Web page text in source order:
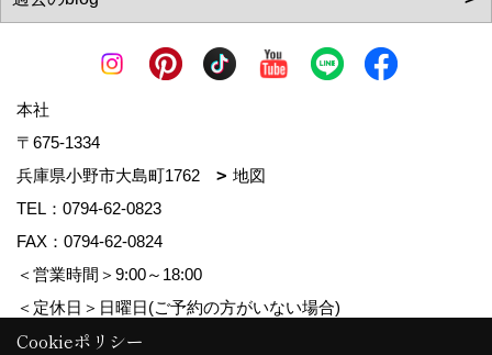
本社
〒675-1334
兵庫県小野市大島町1762
地図
TEL： 0794-62-0823
FAX：0794-62-0824
＜営業時間＞9:00～18:00
＜定休日＞日曜日(ご予約の方がいない場合)
Cookieポリシー